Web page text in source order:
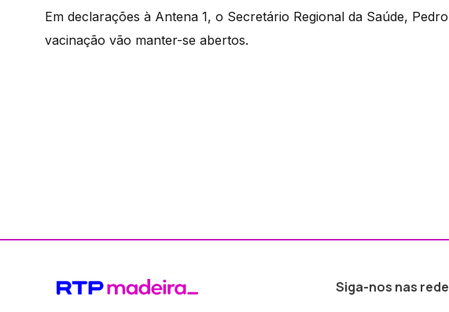
Em declarações à Antena 1, o Secretário Regional da Saúde,
vacinação vão manter-se abertos.
Siga-nos nas